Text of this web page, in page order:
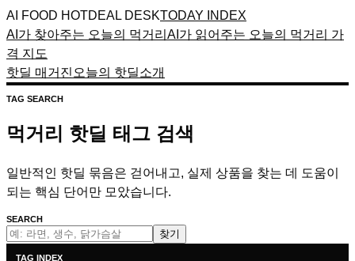
AI FOOD HOTDEAL DESKTODAY INDEX
AI가 찾아주는 오늘의 먹거리 AI가 읽어주는 오늘의 먹거리 가
격 지도
핫딜 매거진 오늘의 핫딜소개
TAG SEARCH
먹거리 핫딜 태그 검색
일반적인 핫딜 묶음은 걷어내고, 실제 상품을 찾는 데 도움이
되는 핵심 단어만 모았습니다.
SEARCH
찾기
TAG INDEX